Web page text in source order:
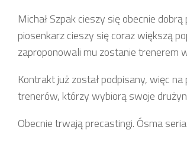
Michał Szpak cieszy się obecnie
piosenkarz cieszy się coraz większą
zaproponowali mu zostanie trenerem
Kontrakt już został podpisany, więc
trenerów, którzy wybiorą swoje
Obecnie trwają precastingi. Ósma